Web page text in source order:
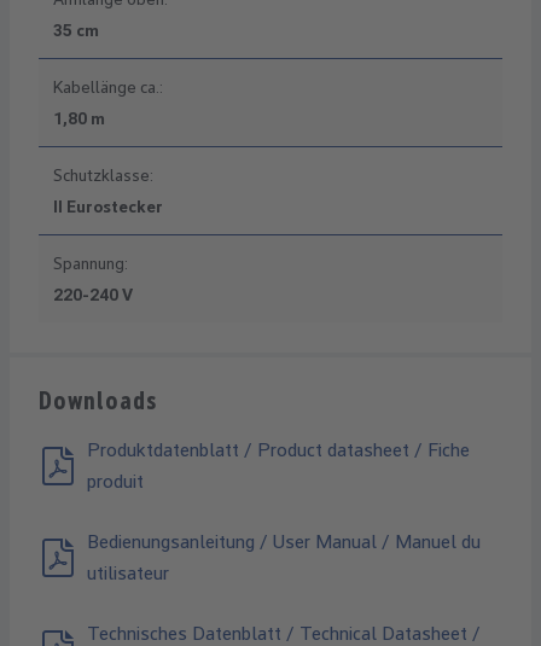
35 cm
Kabellänge ca.:
1,80 m
Schutzklasse:
II Eurostecker
Spannung:
220-240 V
Downloads
Produktdatenblatt / Product datasheet / Fiche
produit
Bedienungsanleitung / User Manual / Manuel du
utilisateur
Technisches Datenblatt / Technical Datasheet /